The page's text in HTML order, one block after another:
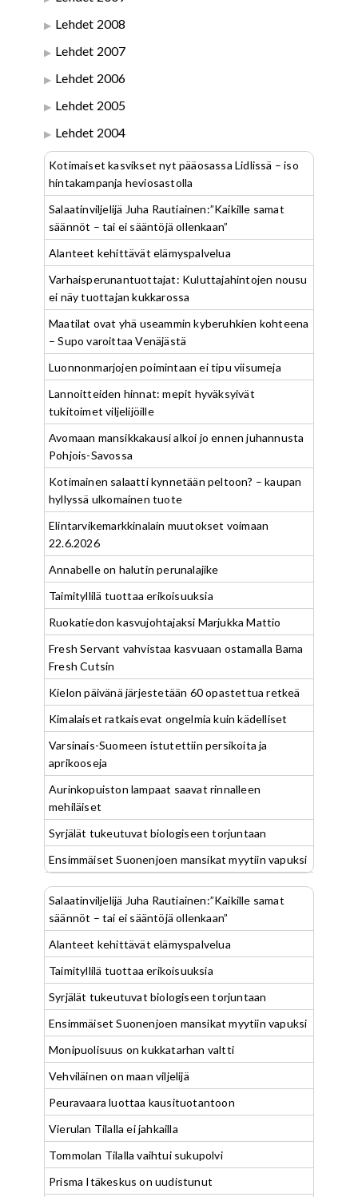
Lehdet 2008
Lehdet 2007
Lehdet 2006
Lehdet 2005
Lehdet 2004
Kotimaiset kasvikset nyt pääosassa Lidlissä – iso
hintakampanja heviosastolla
Salaatinviljelijä Juha Rautiainen:”Kaikille samat
säännöt – tai ei sääntöjä ollenkaan”
Alanteet kehittävät elämyspalvelua
Varhaisperunantuottajat: Kuluttajahintojen nousu
ei näy tuottajan kukkarossa
Maatilat ovat yhä useammin kyberuhkien kohteena
– Supo varoittaa Venäjästä
Luonnonmarjojen poimintaan ei tipu viisumeja
Lannoitteiden hinnat: mepit hyväksyivät
tukitoimet viljelijöille
Avomaan mansikkakausi alkoi jo ennen juhannusta
Pohjois-Savossa
Kotimainen salaatti kynnetään peltoon? – kaupan
hyllyssä ulkomainen tuote
Elintarvikemarkkinalain muutokset voimaan
22.6.2026
Annabelle on halutin perunalajike
Taimityllilä tuottaa erikoisuuksia
Ruokatiedon kasvujohtajaksi Marjukka Mattio
Fresh Servant vahvistaa kasvuaan ostamalla Bama
Fresh Cutsin
Kielon päivänä järjestetään 60 opastettua retkeä
Kimalaiset ratkaisevat ongelmia kuin kädelliset
Varsinais-Suomeen istutettiin persikoita ja
aprikooseja
Aurinkopuiston lampaat saavat rinnalleen
mehiläiset
Syrjälät tukeutuvat biologiseen torjuntaan
Ensimmäiset Suonenjoen mansikat myytiin vapuksi
Salaatinviljelijä Juha Rautiainen:”Kaikille samat
säännöt – tai ei sääntöjä ollenkaan”
Alanteet kehittävät elämyspalvelua
Taimityllilä tuottaa erikoisuuksia
Syrjälät tukeutuvat biologiseen torjuntaan
Ensimmäiset Suonenjoen mansikat myytiin vapuksi
Monipuolisuus on kukkatarhan valtti
Vehviläinen on maan viljelijä
Peuravaara luottaa kausituotantoon
Vierulan Tilalla ei jahkailla
Tommolan Tilalla vaihtui sukupolvi
Prisma Itäkeskus on uudistunut